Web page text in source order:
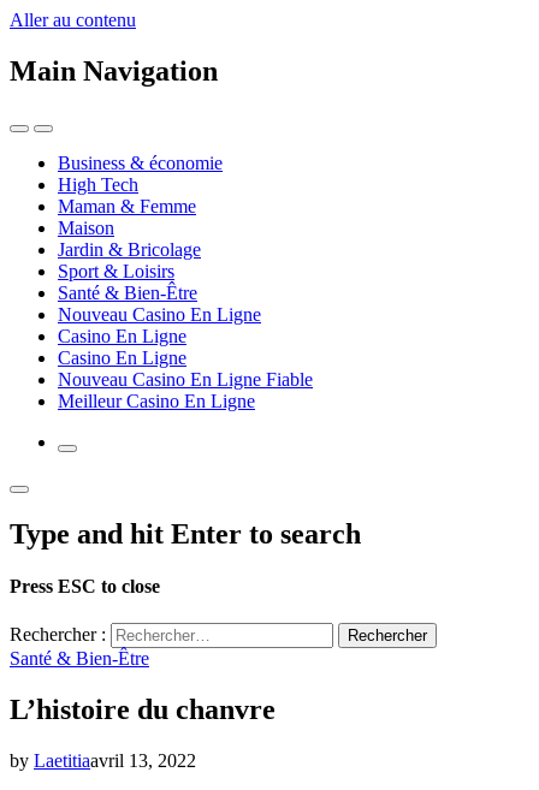
Aller au contenu
Main Navigation
Business & économie
High Tech
Maman & Femme
Maison
Jardin & Bricolage
Sport & Loisirs
Santé & Bien-Être
Nouveau Casino En Ligne
Casino En Ligne
Casino En Ligne
Nouveau Casino En Ligne Fiable
Meilleur Casino En Ligne
Type and hit Enter to search
Press ESC to close
Rechercher :
Santé & Bien-Être
L’histoire du chanvre
by Laetitiaavril 13, 2022